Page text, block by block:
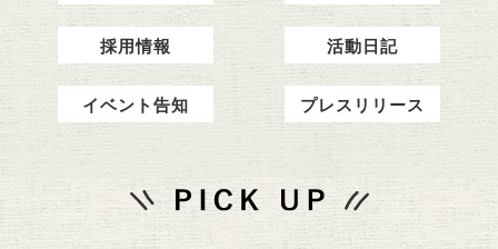
採用情報 活動日記
イベント告知 プレスリリース